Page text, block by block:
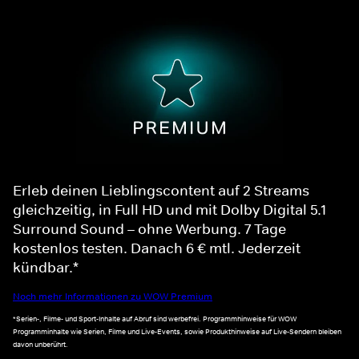
Erleb deinen Lieblingscontent auf 2 Streams
gleichzeitig, in Full HD und mit Dolby Digital 5.1
Surround Sound – ohne Werbung. 7 Tage
kostenlos testen. Danach 6 € mtl. Jederzeit
kündbar.*
Noch mehr Informationen zu WOW Premium
*Serien-, Filme- und Sport-Inhalte auf Abruf sind werbefrei. Programmhinweise für WOW
Programminhalte wie Serien, Filme und Live-Events, sowie Produkthinweise auf Live-Sendern bleiben
davon unberührt.